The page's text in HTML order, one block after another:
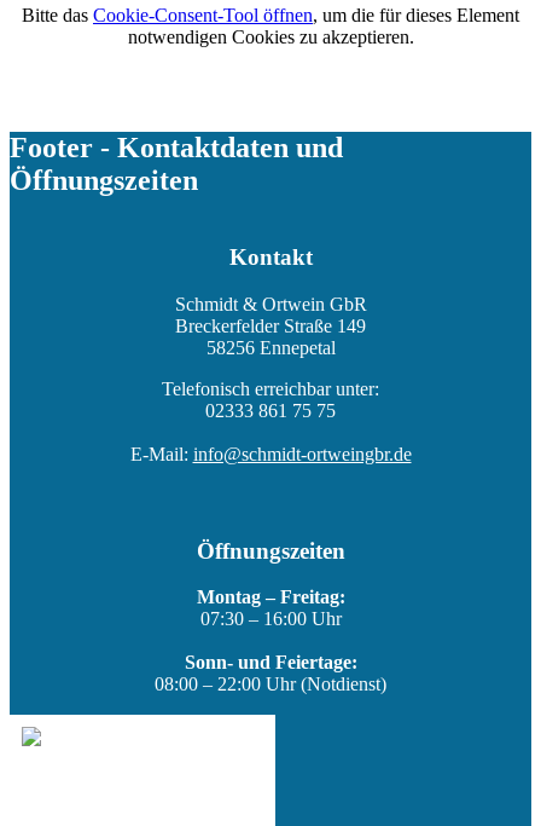
Bitte das Cookie-Consent-Tool öffnen, um die für dieses Element
notwendigen Cookies zu akzeptieren.
Footer - Kontaktdaten und
Öffnungszeiten
Kontakt
Schmidt & Ortwein GbR
Breckerfelder Straße 149
58256 Ennepetal
Telefonisch erreichbar unter:
02333 861 75 75
E-Mail: info@schmidt-ortweingbr.de
Öffnungszeiten
Montag – Freitag:
07:30 – 16:00 Uhr
Sonn- und Feiertage:
08:00 – 22:00 Uhr (Notdienst)